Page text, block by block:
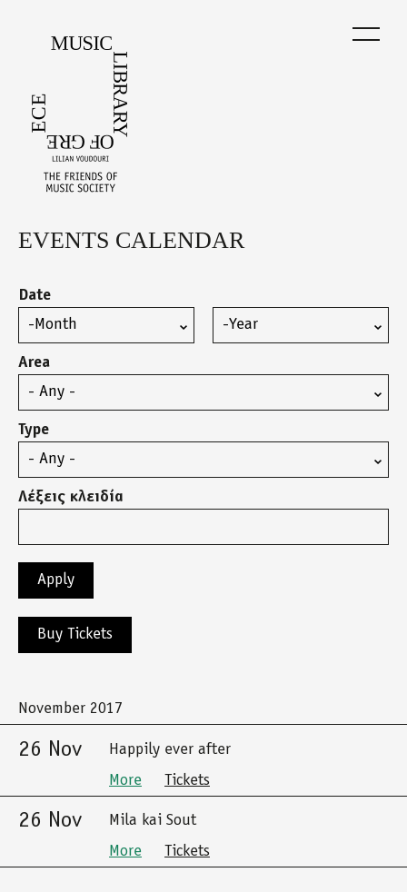
Back
EVENTS CALENDAR
Date
Month
Year
Area
Type
Λέξεις κλειδία
Buy Tickets
November 2017
26 Nov
Happily ever after
More
Tickets
26 Nov
Mila kai Sout
More
Tickets